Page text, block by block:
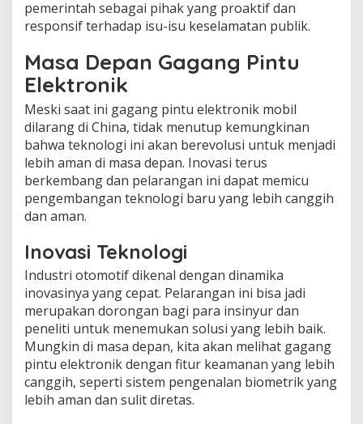
pemerintah sebagai pihak yang proaktif dan
responsif terhadap isu-isu keselamatan publik.
Masa Depan Gagang Pintu
Elektronik
Meski saat ini gagang pintu elektronik mobil
dilarang di China, tidak menutup kemungkinan
bahwa teknologi ini akan berevolusi untuk menjadi
lebih aman di masa depan. Inovasi terus
berkembang dan pelarangan ini dapat memicu
pengembangan teknologi baru yang lebih canggih
dan aman.
Inovasi Teknologi
Industri otomotif dikenal dengan dinamika
inovasinya yang cepat. Pelarangan ini bisa jadi
merupakan dorongan bagi para insinyur dan
peneliti untuk menemukan solusi yang lebih baik.
Mungkin di masa depan, kita akan melihat gagang
pintu elektronik dengan fitur keamanan yang lebih
canggih, seperti sistem pengenalan biometrik yang
lebih aman dan sulit diretas.